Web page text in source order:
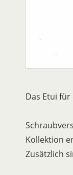
Das Etui
Kollektion
Zusätzlich